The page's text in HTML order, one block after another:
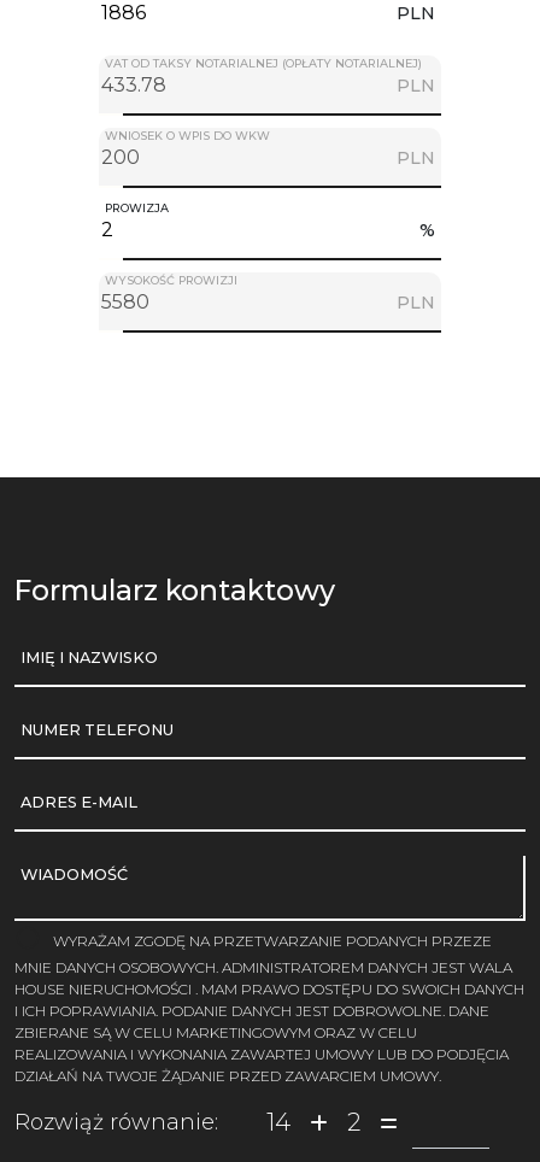
PLN
VAT OD TAKSY NOTARIALNEJ (OPŁATY NOTARIALNEJ)
PLN
WNIOSEK O WPIS DO WKW
PLN
PROWIZJA
%
WYSOKOŚĆ PROWIZJI
PLN
Formularz kontaktowy
IMIĘ I NAZWISKO
NUMER TELEFONU
ADRES E-MAIL
WIADOMOŚĆ
WYRAŻAM ZGODĘ NA PRZETWARZANIE PODANYCH PRZEZE
MNIE DANYCH OSOBOWYCH. ADMINISTRATOREM DANYCH JEST WALA
HOUSE NIERUCHOMOŚCI . MAM PRAWO DOSTĘPU DO SWOICH DANYCH
I ICH POPRAWIANIA. PODANIE DANYCH JEST DOBROWOLNE. DANE
ZBIERANE SĄ W CELU MARKETINGOWYM ORAZ W CELU
REALIZOWANIA I WYKONANIA ZAWARTEJ UMOWY LUB DO PODJĘCIA
DZIAŁAŃ NA TWOJE ŻĄDANIE PRZED ZAWARCIEM UMOWY.
Rozwiąż równanie: 14 2